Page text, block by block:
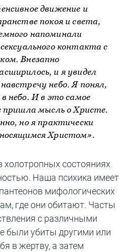
движение и
покоя и света,
напоминали
контакта с
Внезапно
и я увидел
небо. Я понял,
небо. И в это самое
пришла мысль о Христе.
но я практически
Христом».
холотропных состояниях
Наша психика имеет
мифологических
где они обитают. Часты
с различными
были убиты другими или
в жертву, а затем